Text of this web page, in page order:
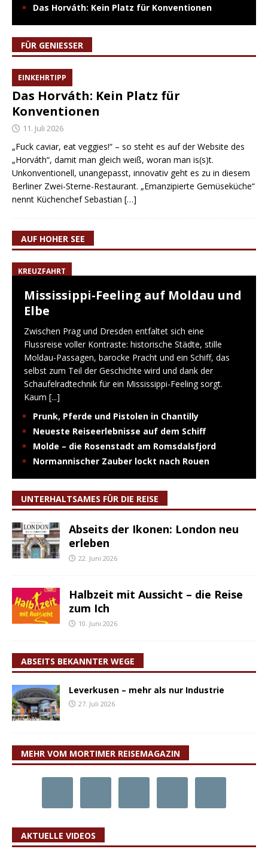
Das Horváth: Kein Platz für Konventionen
FÜR GENIESSER
EINKEHRTIPP
Das Horváth: Kein Platz für
Konventionen
11. Juli 2026
„Fuck caviar, eat veggies!“ – so steht es auf der Website des
„Horváth“, damit man gleich weiß, woran man is(s)t.
Unkonventionell, unangepasst, innovativ geht es zu in diesem
Berliner Zwei-Sterne-Restaurant. „Emanzipierte Gemüseküche“
nennt Küchenchef Sebastian […]
AUF HOHER SEE
KREUZFAHRT
Mississippi-Feeling auf Moldau und
Elbe
Zwischen Prag und Dresden entfaltet sich eine
Flussreise voller Kontraste: historische Städte, stille
Moldau-Passagen, barocke Pracht und ein Schiff, das
selbst zum Teil der Geschichte wird und dank der
Schaufelradtechnik für ein Mississippi-Feeling sorgt.
Kaum [...]
Prunk, Pferde und Pistolen in Chantilly
Neueste Reiseerlebnisse auf dem Schiff
Molde – die Rosenstadt am Romsdalsfjord
Normannischer Zauber lockt nach Rouen
UNTERHALTSAMES FÜR DIE REISE
Abseits der Ikonen: London neu
erleben
22. Juni 2026
Halbzeit mit Aussicht – die Reise
zum Ich
10. Juni 2026
ABSEITS BEKANNTER WEGE
Leverkusen – mehr als nur Industrie
27. Juli 2026
MEHR VOM MORTIMER REISEMAGAZIN
AKTUELLE VIDEOS